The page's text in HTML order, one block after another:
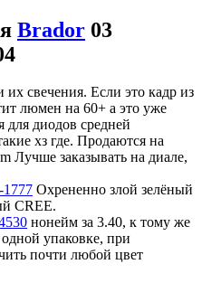
Brador 03
их свечения. Если это кадр из
люмен на 60+ а это уже
для диодов средней
хз где. Продаются на
Лучше заказывать на диале,
1777 Охрененно злой зелёный
CREE.
нонейм за 3.40, к тому же
упаковке, при
почти любой цвет